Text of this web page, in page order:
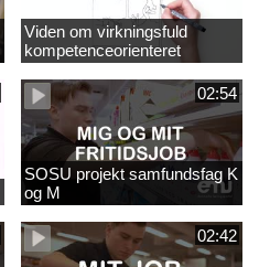
Viden om virkningsfuld
kompetenceorienteret
naturfagsundervisning
02:54
SOSU projekt samfundsfag K
og M
02:42